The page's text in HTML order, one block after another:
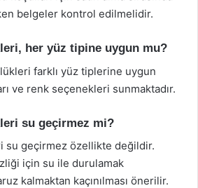
belgeler kontrol edilmelidir.
her yüz tipine uygun mu?
farklı yüz tiplerine uygun
ve renk seçenekleri sunmaktadır.
su geçirmez mi?
su geçirmez özellikte değildir.
için su ile durulamak
kalmaktan kaçınılması önerilir.